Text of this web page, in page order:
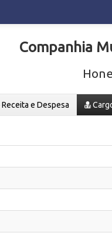
Companhia
Receita e Despesa